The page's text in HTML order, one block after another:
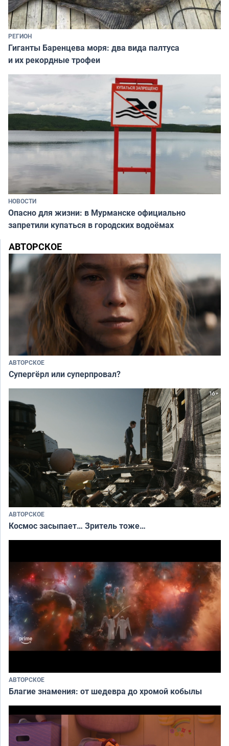
РЕГИОН
Гиганты Баренцева моря: два вида палтуса
и их рекордные трофеи
НОВОСТИ
Опасно для жизни: в Мурманске официально
запретили купаться в городских водоёмах
АВТОРСКОЕ
АВТОРСКОЕ
Супергёрл или суперпровал?
АВТОРСКОЕ
Космос засыпает… Зритель тоже…
АВТОРСКОЕ
Благие знамения: от шедевра до хромой кобылы